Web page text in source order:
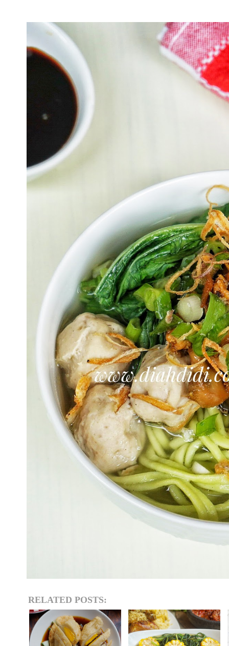
RELATED POSTS: